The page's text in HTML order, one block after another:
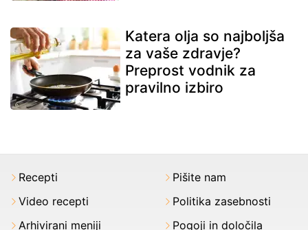
Katera olja so najboljša
za vaše zdravje?
Preprost vodnik za
pravilno izbiro
Recepti
Video recepti
Arhivirani meniji
Pišite nam
Politika zasebnosti
Pogoji in določila